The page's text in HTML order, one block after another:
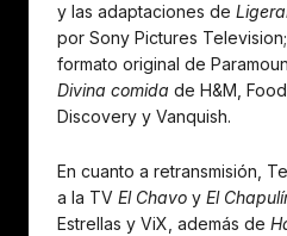
y las adaptaciones de
por Sony Pictures Television;
formato original de
Divina comida de H&M,
Discovery y Vanquish.
En cuanto a retransmisión,
a la TV El Chavo y El
Estrellas y ViX, además de